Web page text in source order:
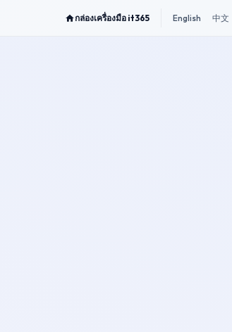
กล่องเครื่องมือ it365 English 中文